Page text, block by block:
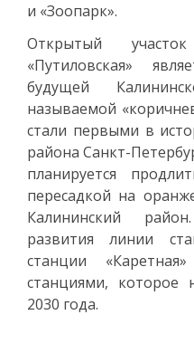
и «Зоопарк».
Открытый
«Путиловская»
будущей
называемой
стали первыми в
района Санкт-
планируется
пересадкой на
Калининский
развития линии
станции
станциями,
2030 года.